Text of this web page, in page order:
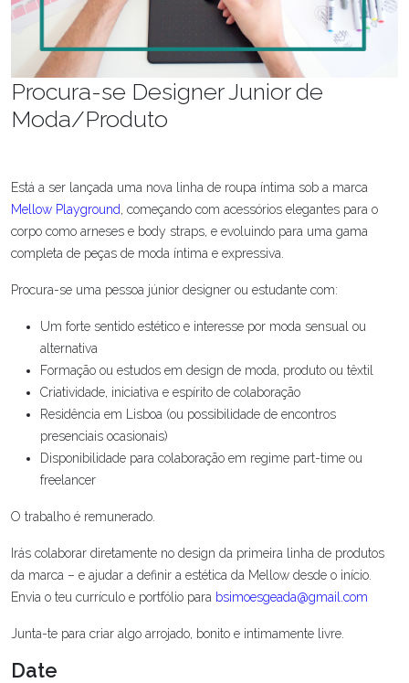
Procura-se Designer Junior de
Moda/Produto
Está a ser lançada uma nova linha de roupa íntima sob a marca
Mellow Playground, começando com acessórios elegantes para o
corpo como arneses e body straps, e evoluindo para uma gama
completa de peças de moda íntima e expressiva.
Procura-se uma pessoa júnior designer ou estudante com:
Um forte sentido estético e interesse por moda sensual ou
alternativa
Formação ou estudos em design de moda, produto ou têxtil
Criatividade, iniciativa e espírito de colaboração
Residência em Lisboa (ou possibilidade de encontros
presenciais ocasionais)
Disponibilidade para colaboração em regime part-time ou
freelancer
O trabalho é remunerado.
Irás colaborar diretamente no design da primeira linha de produtos
da marca – e ajudar a definir a estética da Mellow desde o início.
Envia o teu currículo e portfólio para bsimoesgeada@gmail.com
Junta-te para criar algo arrojado, bonito e intimamente livre.
Date